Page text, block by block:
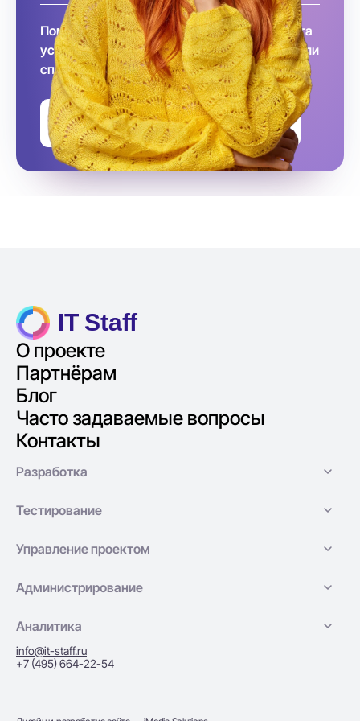
Помните, что заключение договора и оплата
услуг происходит после того, как вы выбрали
специалиста
Оставить заявку на подбор
IT Staff
О проекте
Партнёрам
Блог
Часто задаваемые вопросы
Контакты
Разработка
Тестирование
Управление проектом
Администрирование
Аналитика
info@it-staff.ru
+7 (495) 664-22-54